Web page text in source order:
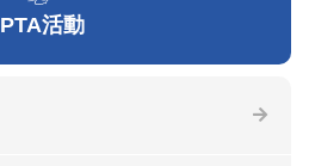
PTA活動